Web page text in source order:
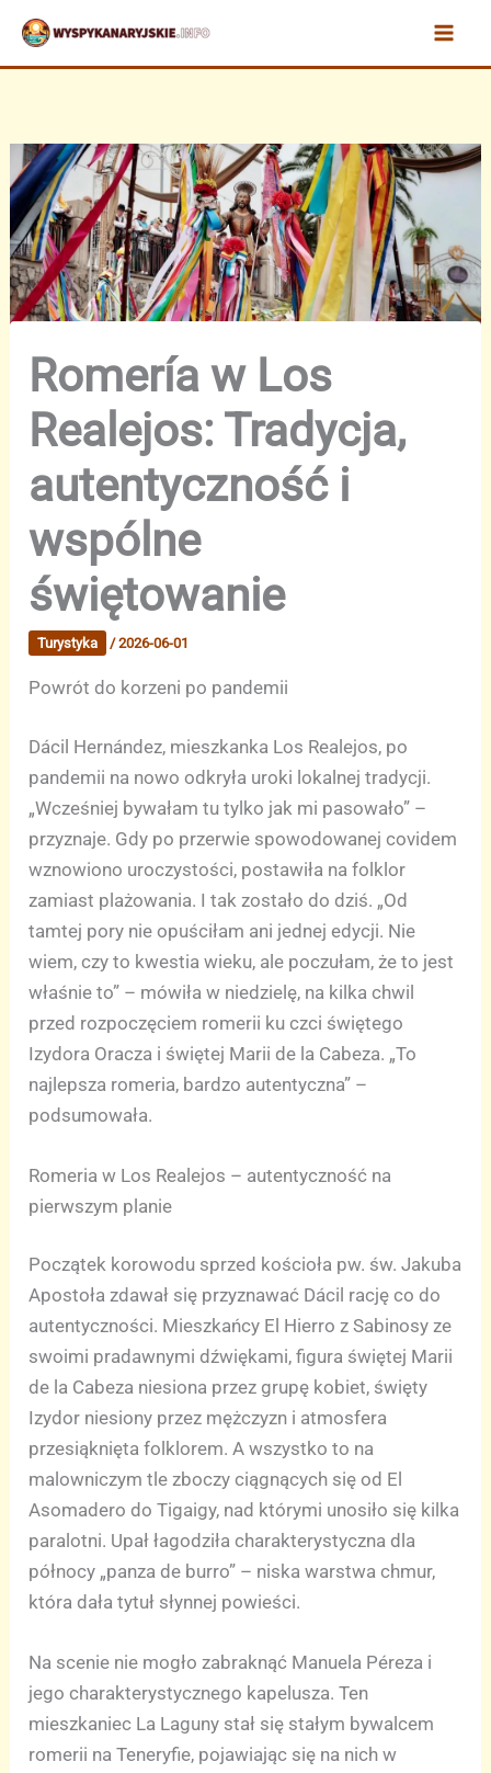
Przejdź
treści
Romería w Los
Realejos: Tradycja,
autentyczność i
wspólne
świętowanie
Turystyka /2026-06-01
Powrót do korzeni po pandemii
Dácil Hernández, mieszkanka Los Realejos, po
pandemii na nowo odkryła uroki lokalnej tradycji.
„Wcześniej bywałam tu tylko jak mi pasowało” –
przyznaje. Gdy po przerwie spowodowanej covidem
wznowiono uroczystości, postawiła na folklor
zamiast plażowania. I tak zostało do dziś. „Od
tamtej pory nie opuściłam ani jednej edycji. Nie
wiem, czy to kwestia wieku, ale poczułam, że to jest
właśnie to” – mówiła w niedzielę, na kilka chwil
przed rozpoczęciem romerii ku czci świętego
Izydora Oracza i świętej Marii de la Cabeza. „To
najlepsza romeria, bardzo autentyczna” –
podsumowała.
Romeria w Los Realejos – autentyczność na
pierwszym planie
Początek korowodu sprzed kościoła pw. św. Jakuba
Apostoła zdawał się przyznawać Dácil rację co do
autentyczności. Mieszkańcy El Hierro z Sabinosy ze
swoimi pradawnymi dźwiękami, figura świętej Marii
de la Cabeza niesiona przez grupę kobiet, święty
Izydor niesiony przez mężczyzn i atmosfera
przesiąknięta folklorem. A wszystko to na
malowniczym tle zboczy ciągnących się od El
Asomadero do Tigaigy, nad którymi unosiło się kilka
paralotni. Upał łagodziła charakterystyczna dla
północy „panza de burro” – niska warstwa chmur,
która dała tytuł słynnej powieści.
Na scenie nie mogło zabraknąć Manuela Péreza i
jego charakterystycznego kapelusza. Ten
mieszkaniec La Laguny stał się stałym bywalcem
romerii na Teneryfie, pojawiając się na nich w